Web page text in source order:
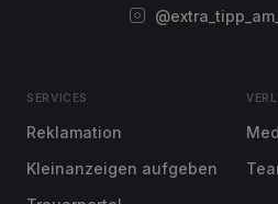
SERVICES
Reklamation
Kleinanzeigen aufgeben